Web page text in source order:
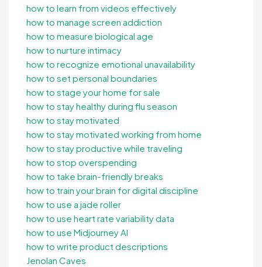
how to learn from videos effectively
how to manage screen addiction
how to measure biological age
how to nurture intimacy
how to recognize emotional unavailability
how to set personal boundaries
how to stage your home for sale
how to stay healthy during flu season
how to stay motivated
how to stay motivated working from home
how to stay productive while traveling
how to stop overspending
how to take brain-friendly breaks
how to train your brain for digital discipline
how to use a jade roller
how to use heart rate variability data
how to use Midjourney AI
how to write product descriptions
Jenolan Caves